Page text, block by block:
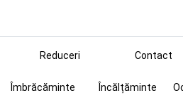
Reduceri Contact
Îmbrăcăminte Încălțăminte